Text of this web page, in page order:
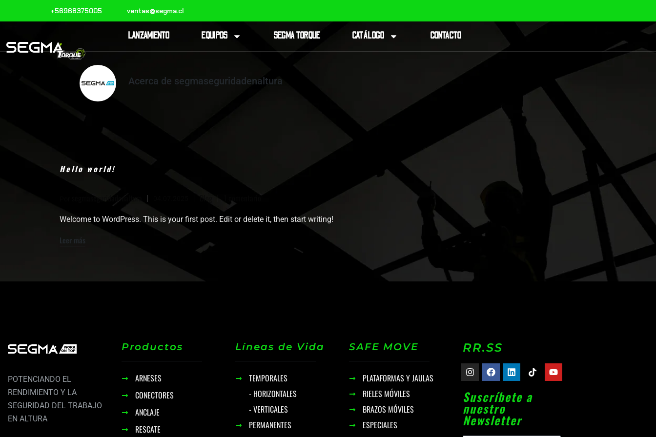
+56968375005 ventas@segma.cl
LANZAMIENTO EQUIPOS SEGMA TORQUE CATÁLOGO CONTACTO
Acerca de segmaseguridadenaltura
Hello world!
segmaseguridadenaltura 1 comentario
Welcome to WordPress. This is your first post. Edit or delete it, then start writing!
Leer más
POTENCIANDO EL
RENDIMIENTO Y LA
SEGURIDAD DEL TRABAJO
EN ALTURA
Productos
ARNESES
CONECTORES
ANCLAJE
RESCATE
Líneas de Vida
TEMPORALES
- HORIZONTALES
- VERTICALES
PERMANENTES
SAFE MOVE
PLATAFORMAS Y JAULAS
RIELES MÓVILES
BRAZOS MÓVILES
ESPECIALES
RR.SS
Suscríbete a
nuestro
Newsletter